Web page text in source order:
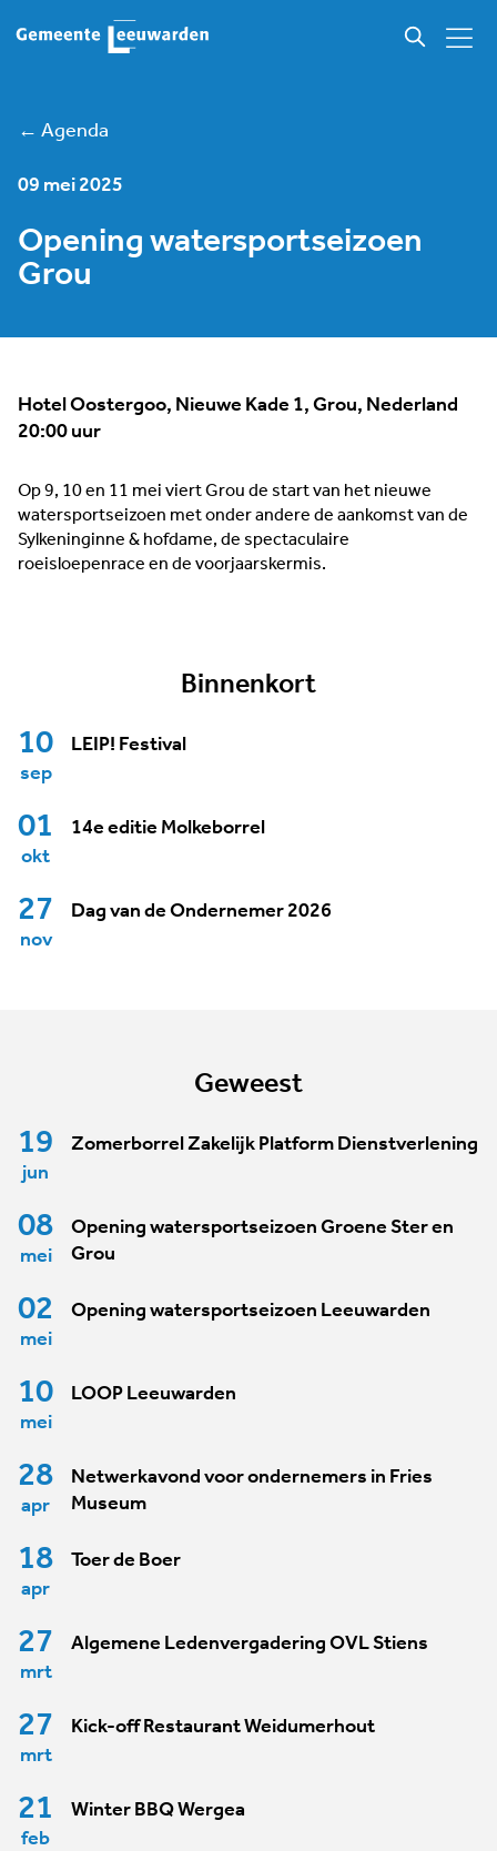
← Agenda
09 mei 2025
Opening watersportseizoen
Grou
Hotel Oostergoo, Nieuwe Kade 1, Grou, Nederland
20:00 uur
Op 9, 10 en 11 mei viert Grou de start van het nieuwe
watersportseizoen met onder andere de aankomst van de
Sylkeninginne & hofdame, de spectaculaire
roeisloepenrace en de voorjaarskermis.
Binnenkort
10
sep
LEIP! Festival
01
okt
14e editie Molkeborrel
27
nov
Dag van de Ondernemer 2026
Geweest
19
jun
Zomerborrel Zakelijk Platform Dienstverlening
08
mei
Opening watersportseizoen Groene Ster en
Grou
02
mei
Opening watersportseizoen Leeuwarden
10
mei
LOOP Leeuwarden
28
apr
Netwerkavond voor ondernemers in Fries
Museum
18
apr
Toer de Boer
27
mrt
Algemene Ledenvergadering OVL Stiens
27
mrt
Kick-off Restaurant Weidumerhout
21
feb
Winter BBQ Wergea